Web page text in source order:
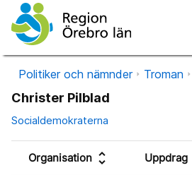
Politiker och nämnder Troman
Christer Pilblad
Socialdemokraterna
Organisation unfold_more Uppdrag